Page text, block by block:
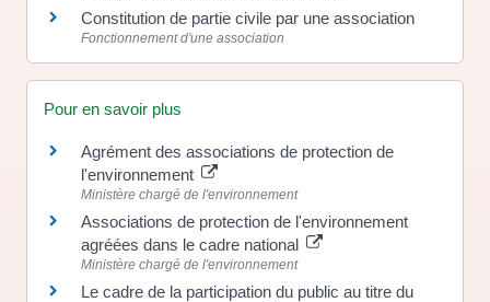
Constitution de partie civile par une association
Fonctionnement d'une association
Pour en savoir plus
Agrément des associations de protection de
l'environnement
Ministère chargé de l'environnement
Associations de protection de l'environnement
agréées dans le cadre national
Ministère chargé de l'environnement
Le cadre de la participation du public au titre du